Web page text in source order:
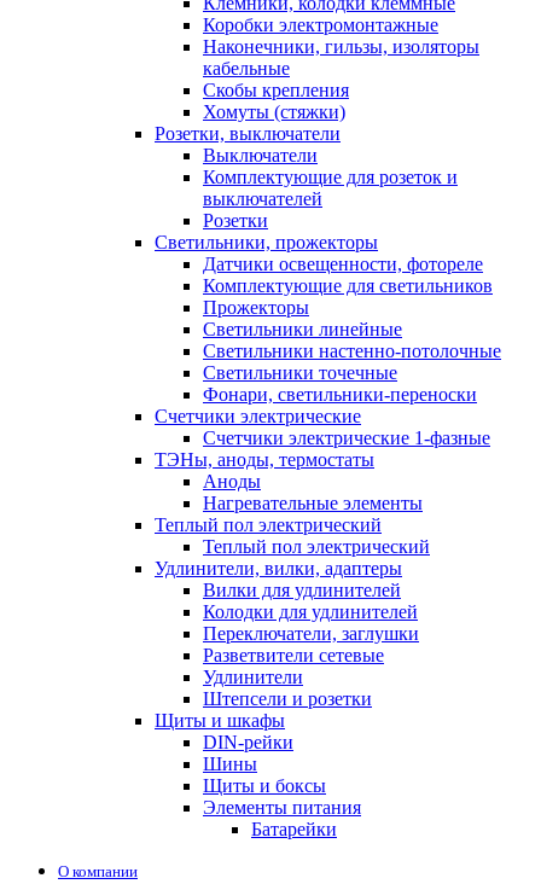
Коробки электромонтажные
Наконечники, гильзы, изоляторы
кабельные
Скобы крепления
Хомуты (стяжки)
Розетки, выключатели
Выключатели
Комплектующие для розеток и
выключателей
Розетки
Светильники, прожекторы
Датчики освещенности, фотореле
Комплектующие для светильников
Прожекторы
Светильники линейные
Светильники настенно-потолочные
Светильники точечные
Фонари, светильники-переноски
Счетчики электрические
Счетчики электрические 1-фазные
ТЭНы, аноды, термостаты
Аноды
Нагревательные элементы
Теплый пол электрический
Теплый пол электрический
Удлинители, вилки, адаптеры
Вилки для удлинителей
Колодки для удлинителей
Переключатели, заглушки
Разветвители сетевые
Удлинители
Штепсели и розетки
Щиты и шкафы
DIN-рейки
Шины
Щиты и боксы
Элементы питания
Батарейки
О компании